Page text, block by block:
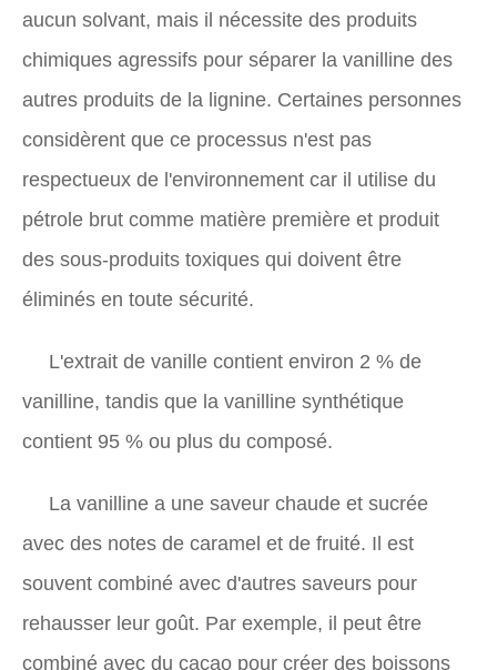
aucun solvant, mais il nécessite des produits
chimiques agressifs pour séparer la vanilline des
autres produits de la lignine. Certaines personnes
considèrent que ce processus n'est pas
respectueux de l'environnement car il utilise du
pétrole brut comme matière première et produit
des sous-produits toxiques qui doivent être
éliminés en toute sécurité.
L'extrait de vanille contient environ 2 % de
vanilline, tandis que la vanilline synthétique
contient 95 % ou plus du composé.
La vanilline a une saveur chaude et sucrée
avec des notes de caramel et de fruité. Il est
souvent combiné avec d'autres saveurs pour
rehausser leur goût. Par exemple, il peut être
combiné avec du cacao pour créer des boissons